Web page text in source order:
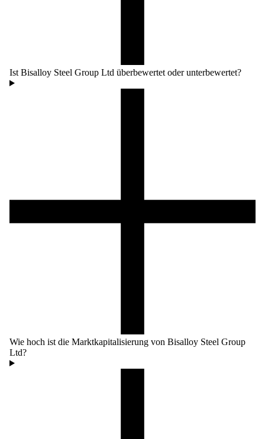
Ist Bisalloy Steel Group Ltd überbewertet oder unterbewertet?
Wie hoch ist die Marktkapitalisierung von Bisalloy Steel Group
Ltd?